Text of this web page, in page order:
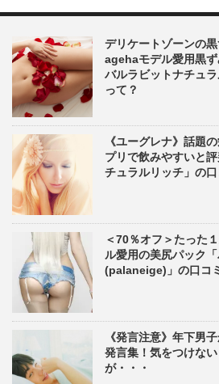
デリケートゾーンの
agehaモデル愛用黒
バルラビットナチュ
って？
《ユーグレナ》話題
プリで飲みやすいと
チュラルリッチ」の
＜70％オフ＞たった
ル愛用の美尻パック
(palaneige)」の口コ
《発言注意》年下男
発言集！気をつけな
が・・・